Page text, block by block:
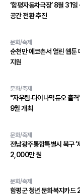
‘함평자동차극장’ 8월 31
공간 전환 추진
문화/축제
순천만 에코촌서 열린 웹
지원
문화/축제
"자우림·다이나믹듀오 출
9월 개최
문화/축제
전남광주통합특별시 북구
2,000만 원
문화/축제
함평군 청년 문화복지카